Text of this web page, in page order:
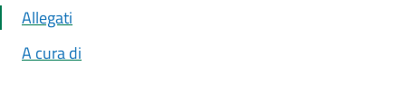
Allegati
A cura di